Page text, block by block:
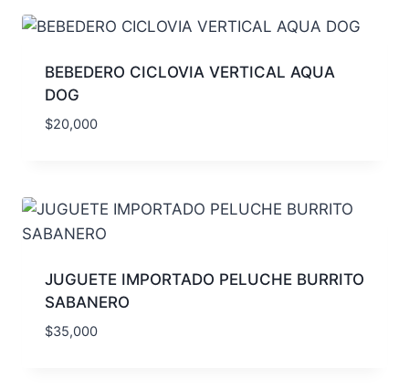
BEBEDERO CICLOVIA VERTICAL AQUA
DOG
$20,000
JUGUETE IMPORTADO PELUCHE BURRITO
SABANERO
$35,000